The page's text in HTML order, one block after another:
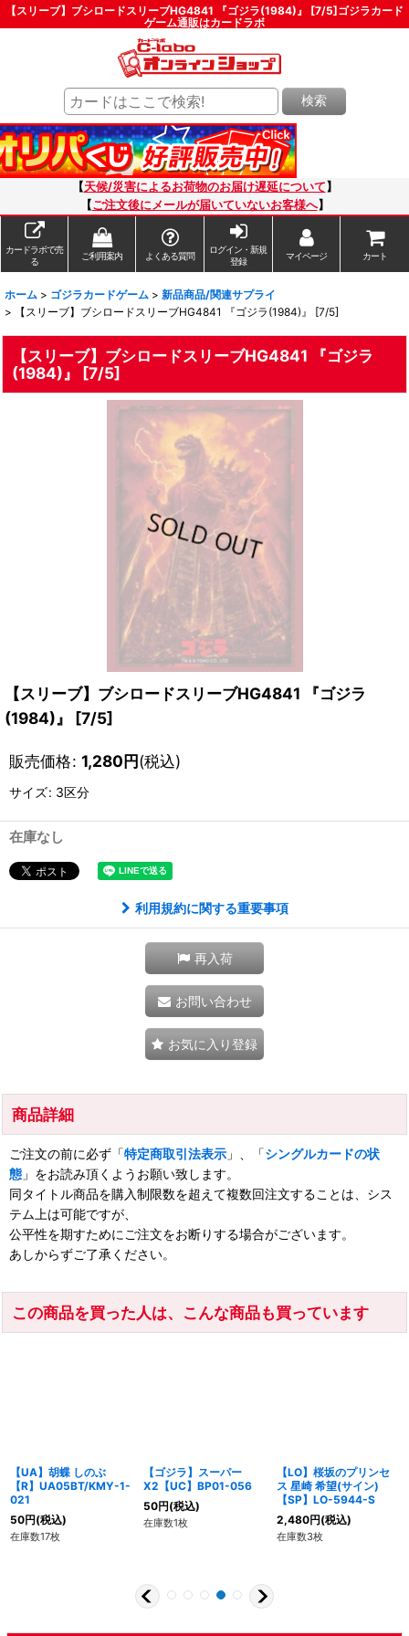
【スリーブ】ブシロードスリーブHG4841 『ゴジラ(1984)』 [7/5]ゴジラカード
ゲーム通販はカードラボ
検索
【天候/災害によるお荷物のお届け遅延について 】
【ご注文後にメールが届いていないお客様へ】
カードラボで売
る
ご利用案内 よくある質問
ログイン・新規
登録
マイページ カート
ホーム > ゴジラカードゲーム > 新品商品/関連サプライ
>
【スリーブ】ブシロードスリーブHG4841 『ゴジラ(1984)』 [7/5]
【スリーブ】ブシロードスリーブHG4841 『ゴジラ
(1984)』 [7/5]
【スリーブ】ブシロードスリーブHG4841 『ゴジラ
(1984)』 [7/5]
販売価格: 1,280円(税込)
サイズ: 3区分
在庫なし
利用規約に関する重要事項
再入荷
お問い合わせ
お気に入り登録
商品詳細
ご注文の前に必ず「特定商取引法表示 」、「シングルカードの状
態 」をお読み頂くようお願い致します。
同タイトル商品を購入制限数を超えて複数回注文することは、シス
テム上は可能ですが、
公平性を期すためにご注文をお断りする場合がございます。
あしからずご了承ください。
この商品を買った人は、こんな商品も買っています
【UA】胡蝶 しのぶ
【R】UA05BT/KMY-1-
021
50円(税込)
在庫数17枚
【ゴジラ】スーパー
X2【UC】BP01-056
50円(税込)
在庫数1枚
【LO】桜坂のプリンセ
ス 星崎 希望(サイン)
【SP】LO-5944-S
2,480円(税込)
在庫数3枚